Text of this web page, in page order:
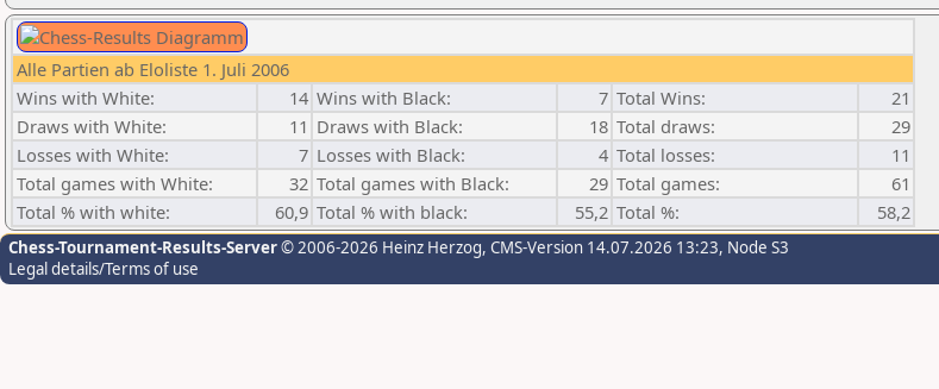
Alle Partien ab Eloliste 1. Juli 2006
Wins with White:
14 Wins with Black: 7 Total Wins:
21
Draws with White:
11 Draws with Black: 18 Total draws:
29
Losses with White:
7 Losses with Black: 4 Total losses:
11
Total games with White:
32 Total games with Black: 29 Total games:
61
Total % with white:
60,9 Total % with black: 55,2 Total %: 58,2
Chess-Tournament-Results-Server© 2006-2026 Heinz Herzog, CMS-Version 14.07.2026 13:23, Node S3
Legal details/Terms of use